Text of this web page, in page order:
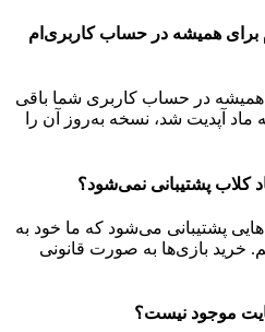
برای همیشه در حساب‌ کاربری‌ام
همیشه در حساب کاربری شما باقی
ماد آپدیت شد، نسخه به‌روز آن را
کلاب پشتیبانی نمی‌شود؟
پشتیبانی می‌شود که ما خود به
خرید بازی‌ها به صورت قانونی
موجود نیست؟